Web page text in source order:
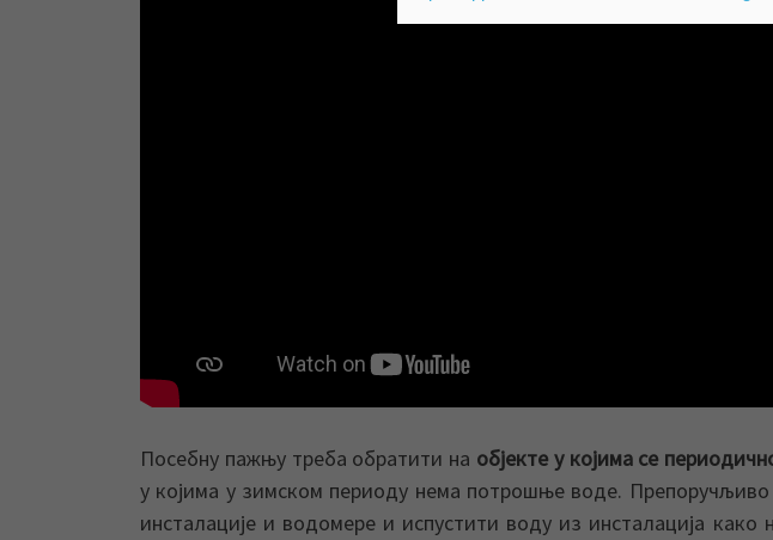
Посебну пажњу треба обратити на објекте у којима се
у којима у зимском периоду нема потрошње воде. Препоручљиво
инсталације и водомере и испустити воду из инсталација